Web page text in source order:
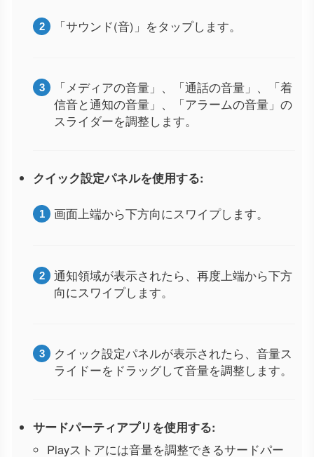
「サウンド(音)」をタップします。
「メディアの音量」、「通話の音量」、「着
信音と通知の音量」、「アラームの音量」の
スライダーを調整します。
クイック設定パネルを使用する:
画面上端から下方向にスワイプします。
通知領域が表示されたら、再度上端から下方
向にスワイプします。
クイック設定パネルが表示されたら、音量ス
ライドーをドラッグして音量を調整します。
サードパーティアプリを使用する:
Playストアには音量を調整できるサードパー